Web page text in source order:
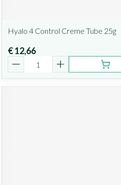
Hyalo 4 Control Creme Tube 25g
€ 12,66